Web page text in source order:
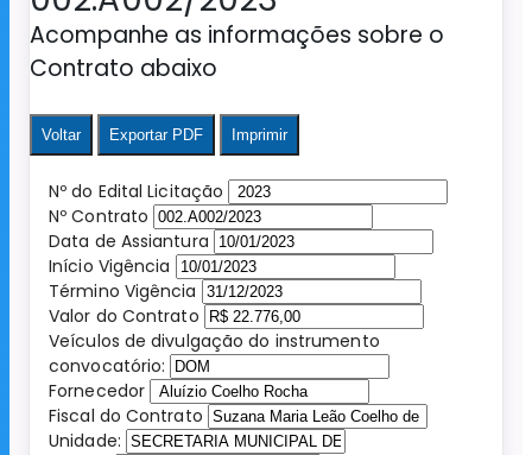
Acompanhe as informações sobre o
Contrato abaixo
Voltar Exportar PDF Imprimir
Nº do Edital Licitação
Nº Contrato
Data de Assiantura
Início Vigência
Término Vigência
Valor do Contrato
Veículos de divulgação do instrumento
convocatório:
Fornecedor
Fiscal do Contrato
Unidade: